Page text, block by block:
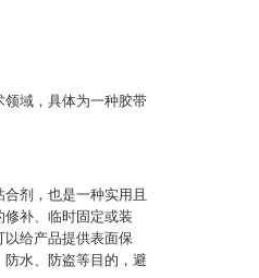
域，具体为一种胶带
剂，也是一种实用且
补、临时固定或装
以给产品提供表面保
水、防盗等目的，避